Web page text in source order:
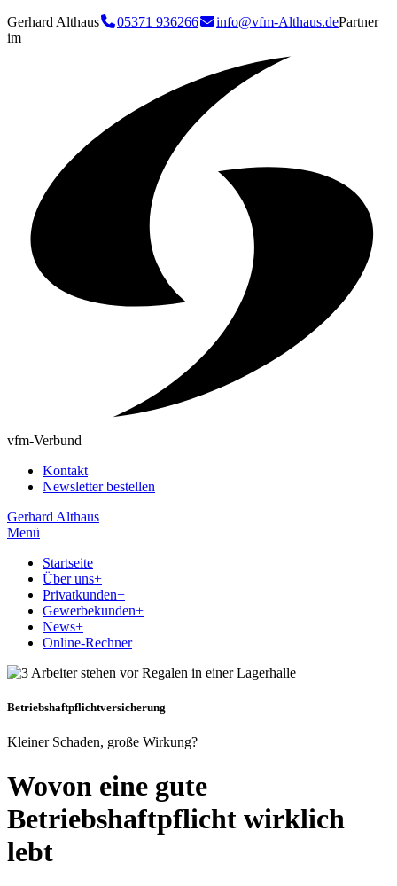
Gerhard Althaus 05371 936266 info@vfm-Althaus.dePartner
im
vfm-Verbund
Kontakt
Newsletter bestellen
Gerhard Althaus
Menü
Startseite
Über uns+
Privatkunden+
Gewerbekunden+
News+
Online-Rechner
Betriebshaftpflichtversicherung
Kleiner Schaden, große Wirkung?
Wovon eine gute
Betriebshaftpflicht wirklich
lebt